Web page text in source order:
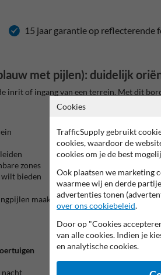
15 jaar garantie op reflecterende
met pijlen): duidelijk
inrit of ingang van een terrein. Met dit
zones
bieden
maakt het bord gemakkelijk te
nacht
Cookies
TrafficSupply gebruikt
cookies, waardoor de
cookies om je de best
Ook plaatsen we marketing
waarmee wij en derde
advertenties tonen
over ons cookiebeleid.
Door op "Cookies
van alle cookies. Indien je
en analytische cookies.